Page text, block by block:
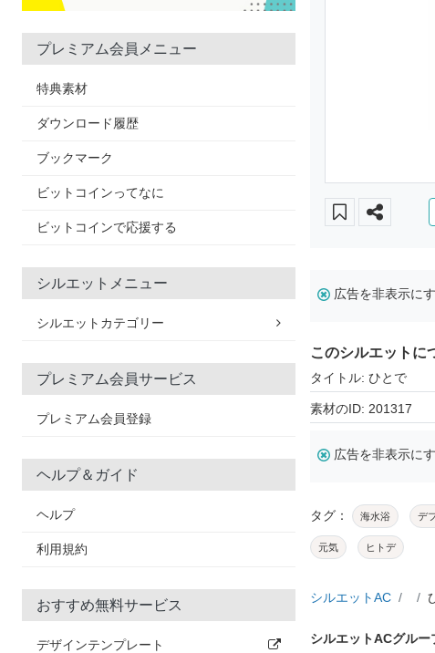
プレミアム会員メニュー
特典素材
ダウンロード履歴
ブックマーク
ビットコインってなに
ビットコインで応援する
シルエットメニュー
シルエットカテゴリー
プレミアム会員サービス
プレミアム会員登録
ヘルプ＆ガイド
ヘルプ
利用規約
おすすめ無料サービス
デザインテンプレート
広告を非表示に
このシルエットに
タイトル: ひとで
素材のID: 201317
広告を非表示に
タグ： 海水浴 デ
元気 ヒトデ
シルエットAC
シルエットACグル